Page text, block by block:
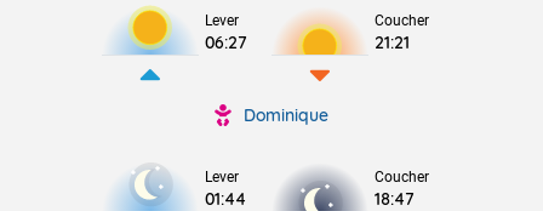
Lever
06:27
Coucher
21:21
Dominique
Lever
01:44
Coucher
18:47